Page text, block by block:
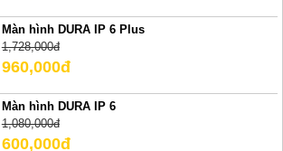
Màn hình DURA IP 6 Plus
1,728,000đ
960,000đ
Màn hình DURA IP 6
1,080,000đ
600,000đ